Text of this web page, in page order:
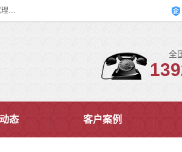
佛山市皇加力机械设备有限公司成立于2017年，注册地位于佛山市南海区。经营范围包括：其他机械设备及电子产品批发、电气设备批发、贸易代理、五金产品批发等；主要产品有：移动式登车桥、叉车装卸货平台、移动式升降机、升降货梯、油桶夹具、电动堆高车。
全
态 客户案例